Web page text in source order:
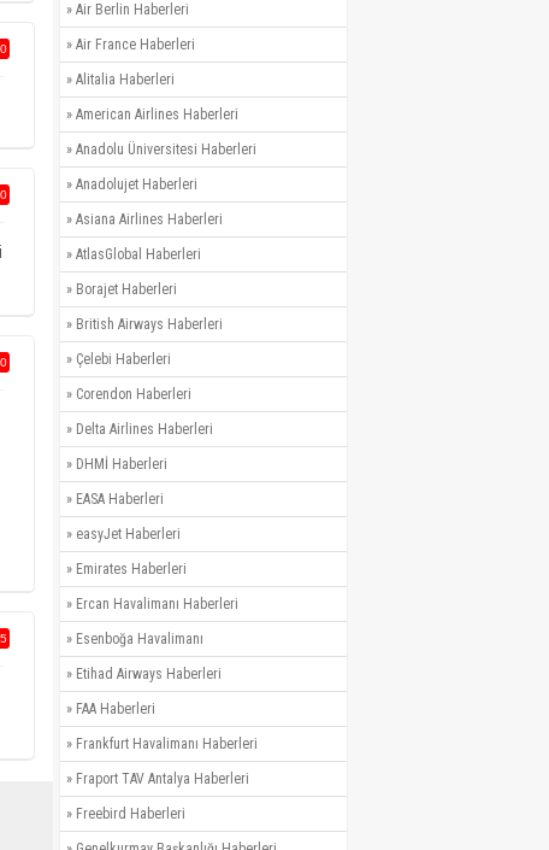
0
0
0
5
» Air Berlin Haberleri
» Air France Haberleri
» Alitalia Haberleri
» American Airlines Haberleri
» Anadolu Üniversitesi Haberleri
» Anadolujet Haberleri
» Asiana Airlines Haberleri
» AtlasGlobal Haberleri
» Borajet Haberleri
» British Airways Haberleri
» Çelebi Haberleri
» Corendon Haberleri
» Delta Airlines Haberleri
» DHMİ Haberleri
» EASA Haberleri
» easyJet Haberleri
» Emirates Haberleri
» Ercan Havalimanı Haberleri
» Esenboğa Havalimanı
» Etihad Airways Haberleri
» FAA Haberleri
» Frankfurt Havalimanı Haberleri
» Fraport TAV Antalya Haberleri
» Freebird Haberleri